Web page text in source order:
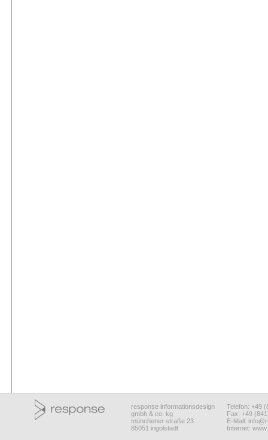
response informationsdesign
gmbh & co. kg
münchener straße 23
85051 ingolstadt
Telefon: +49
Fax: +49
E-Mail:
Internet: